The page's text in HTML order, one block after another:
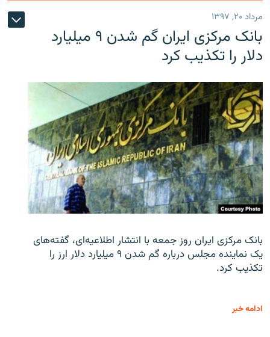
مرداد ۲۰, ۱۳۹۷
بانک مرکزی ایران گم شدن ۹ میلیارد
دلار را تکذیب کرد
بانک مرکزی ایران روز جمعه با انتشار اطلاعیه‌ای، گفته‌های
یک نماینده مجلس درباره گم شدن ۹ میلیارد دلار ارز را
تکذیب کرد.
ادامه خبر